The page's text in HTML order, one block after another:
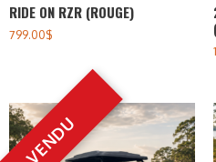
RIDE ON RZR (ROUGE)
799.00$